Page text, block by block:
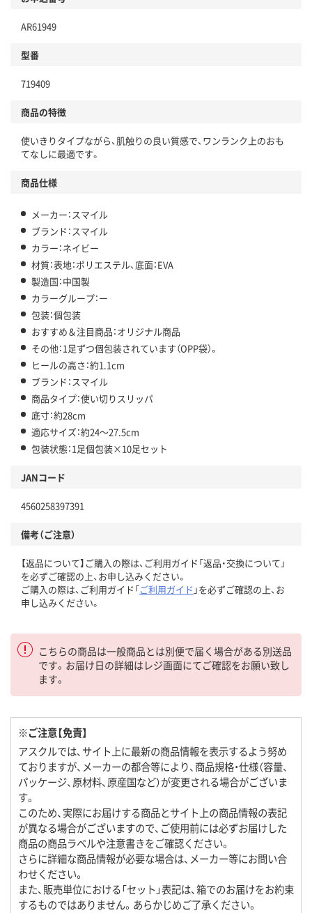
AR61949
型番
719409
商品の特徴
使いきりタイプながら、肌触りの良い質感で、ワンランク上のおも
てなしに最適です。
商品仕様
メーカー：スマイル
ブランド：スマイル
カラー：ネイビー
材質：表地：ポリエステル、底面：EVA
製造国：中国製
カラーグループ：ー
包装：個包装
おすすめ＆注目商品：オリジナル商品
その他：1足ずつ個包装されています（OPP袋）。
ヒールの高さ：約1.1cm
ブランド：スマイル
商品タイプ：使い切りスリッパ
底寸：約28cm
適応サイズ：約24～27.5cm
包装状態：1足個包装×10足セット
JANコード
4560258397391
備考（ご注意）
【返品について】ご購入の際は、ご利用ガイド「返品・交換について」
を必ずご確認の上、お申し込みください。
ご購入の際は、ご利用ガイド「ご利用ガイド 」を必ずご確認の上、お
申し込みください。
こちらの商品は一般商品とは別便で届く場合がある別送品
です。お届け日の詳細はレジ画面にてご確認をお願い致し
ます。
※ご注意【免責】
アスクルでは、サイト上に最新の商品情報を表示するよう努め
ておりますが、メーカーの都合等により、商品規格・仕様（容量、
パッケージ、原材料、原産国など）が変更される場合がございま
す。
このため、実際にお届けする商品とサイト上の商品情報の表記
が異なる場合がございますので、ご使用前には必ずお届けした
商品の商品ラベルや注意書きをご確認ください。
さらに詳細な商品情報が必要な場合は、メーカー等にお問い合
わせください。
また、販売単位における「セット」表記は、箱でのお届けをお約束
するものではありません。あらかじめご了承ください。